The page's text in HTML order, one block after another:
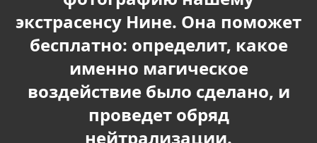
экстрасенсу Нине. Она поможет
бесплатно: определит, какое
именно магическое
воздействие было сделано, и
проведет обряд
нейтрализации.